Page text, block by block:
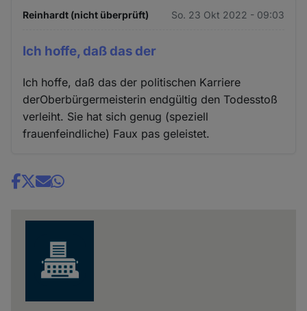
Reinhardt (nicht überprüft) So. 23 Okt 2022 - 09:03
Ich hoffe, daß das der
Ich hoffe, daß das der politischen Karriere
derOberbürgermeisterin endgültig den Todesstoß
verleiht. Sie hat sich genug (speziell
frauenfeindliche) Faux pas geleistet.
Share